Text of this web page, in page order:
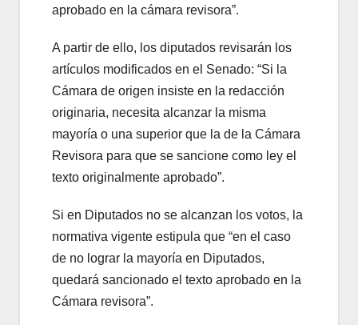
aprobado en la cámara revisora”.
A partir de ello, los diputados revisarán los
artículos modificados en el Senado: “Si la
Cámara de origen insiste en la redacción
originaria, necesita alcanzar la misma
mayoría o una superior que la de la Cámara
Revisora para que se sancione como ley el
texto originalmente aprobado”.
Si en Diputados no se alcanzan los votos, la
normativa vigente estipula que “en el caso
de no lograr la mayoría en Diputados,
quedará sancionado el texto aprobado en la
Cámara revisora”.